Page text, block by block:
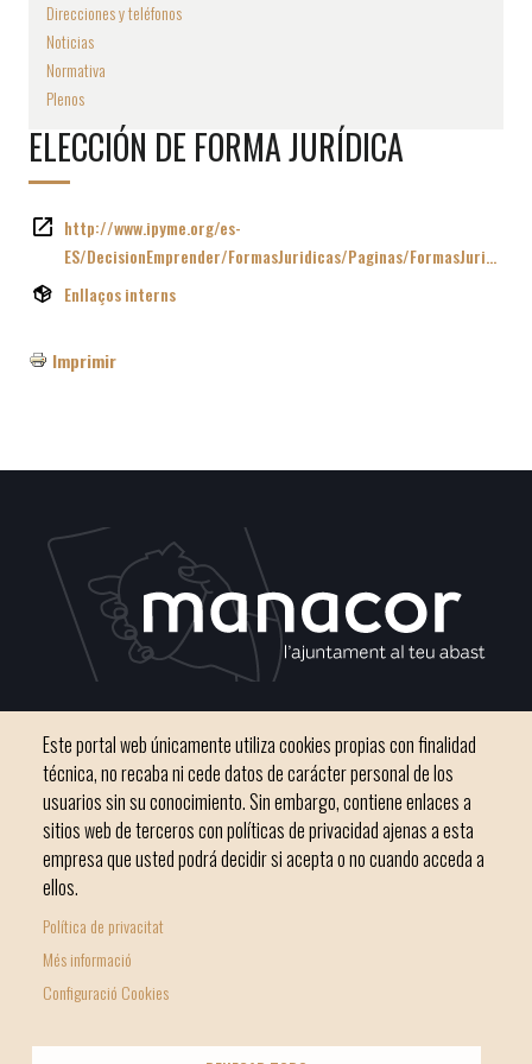
Direcciones y teléfonos
Noticias
Normativa
Plenos
ELECCIÓN DE FORMA JURÍDICA
http://www.ipyme.org/es-
ES/DecisionEmprender/FormasJuridicas/Paginas/FormasJuri…
Enllaços interns
Imprimir
Footer
menu
-
Teléfono 971 84 91 00 - CIF: P0703300D
Este portal web únicamente utiliza cookies propias con finalidad
técnica, no recaba ni cede datos de carácter personal de los
usuarios sin su conocimiento. Sin embargo, contiene enlaces a
sitios web de terceros con políticas de privacidad ajenas a esta
empresa que usted podrá decidir si acepta o no cuando acceda a
ellos.
Política de privacitat
Més informació
Configuració Cookies
© Ayuntamiento de Manacor